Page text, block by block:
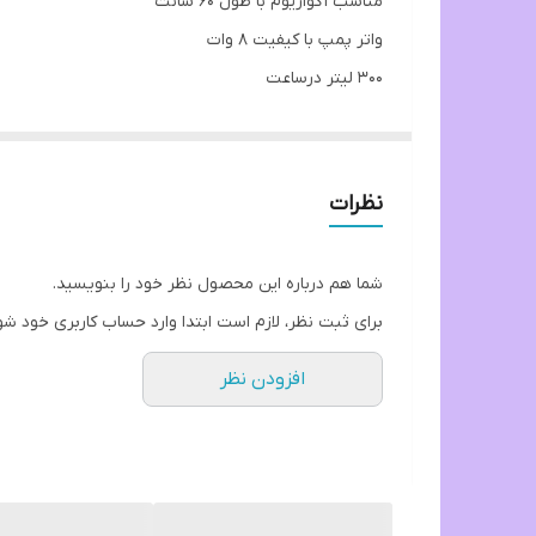
واتر پمپ با کیفیت 8 وات
300 لیتر درساعت
نظرات
شما هم درباره این محصول نظر خود را بنویسید.
برای ثبت نظر، لازم است ابتدا وارد حساب کاربری خود
افزودن نظر